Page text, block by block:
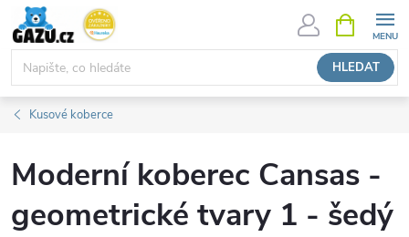
Přejít
obsah
HLEDAT
NÁKUPNÍ
KOŠÍK
Kusové koberce
Moderní koberec Cansas -
geometrické tvary 1 - šedý